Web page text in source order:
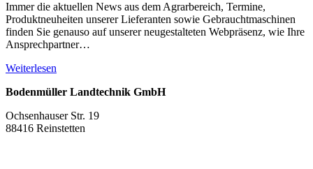
Immer die aktuellen News aus dem Agrarbereich, Termine,
Produktneuheiten unserer Lieferanten sowie Gebrauchtmaschinen
finden Sie genauso auf unserer neugestalteten Webpräsenz, wie Ihre
Ansprechpartner…
Weiterlesen
Bodenmüller Landtechnik GmbH
Ochsenhauser Str. 19
88416 Reinstetten